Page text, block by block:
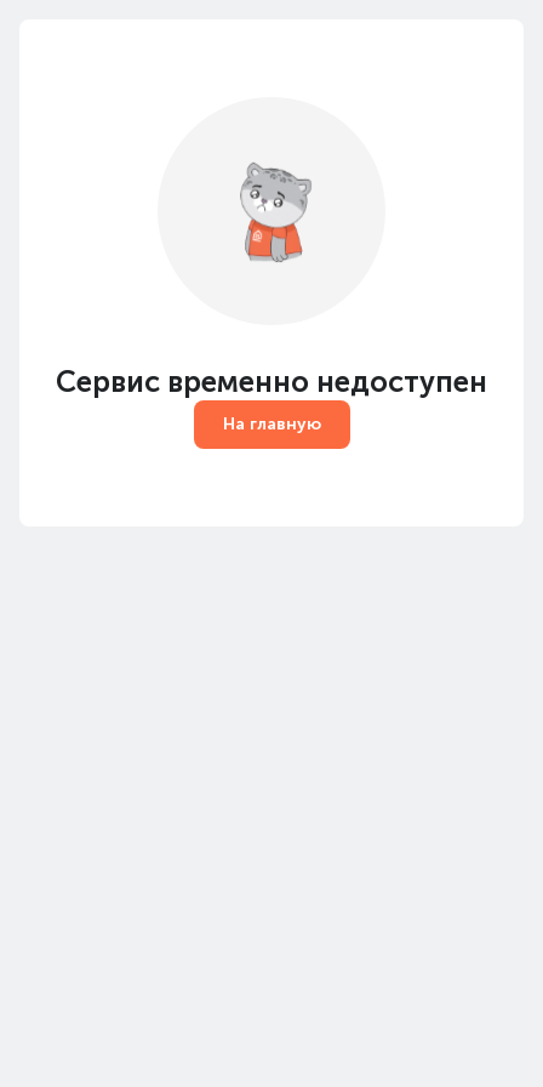
Сервис временно недоступен
На главную